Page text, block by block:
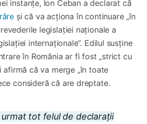
instanțe, Ion Ceban a declarat că
și că va acționa în continuare „în
legislației naționale a
internaționale”. Edilul susține
în România ar fi fost „strict cu
că va merge „în toate
consideră că are dreptate.
urmat tot felul de declarații